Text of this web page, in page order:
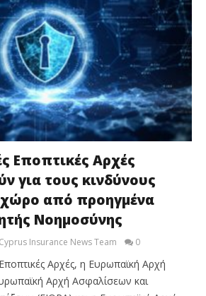
Εποπτικές Αρχές
για τους κινδύνους
από προηγμένα
Νοημοσύνης
Cyprus Insurance News Team 0
Αρχές, η Ευρωπαϊκή Αρχή
Αρχή Ασφαλίσεων και